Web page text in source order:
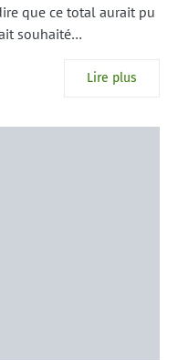
que ce total aurait pu
souhaité…
Lire plus